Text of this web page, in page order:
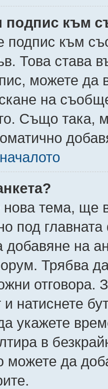
подпис към
подпис към
Това
можете да
на
Също така,
нова тема,
под
на
Трябва
отговора.
и натиснете
укажете
в
можете да